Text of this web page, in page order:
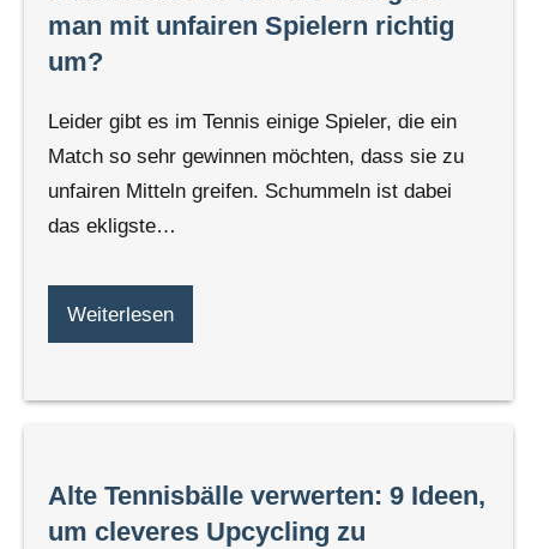
man mit unfairen Spielern richtig
um?
Leider gibt es im Tennis einige Spieler, die ein
Match so sehr gewinnen möchten, dass sie zu
unfairen Mitteln greifen. Schummeln ist dabei
das ekligste…
Weiterlesen
Alte Tennisbälle verwerten: 9 Ideen,
um cleveres Upcycling zu